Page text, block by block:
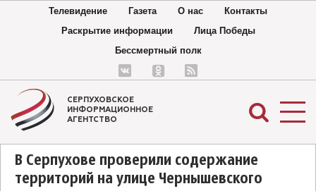
Телевидение Газета О нас
Контакты
Раскрытие информации
Лица Победы
Бессмертный полк
СЕРПУХОВСКОЕ
ИНФОРМАЦИОННОЕ
АГЕНТСТВО
В Серпухове проверили содержание
территорий на улице Чернышевского